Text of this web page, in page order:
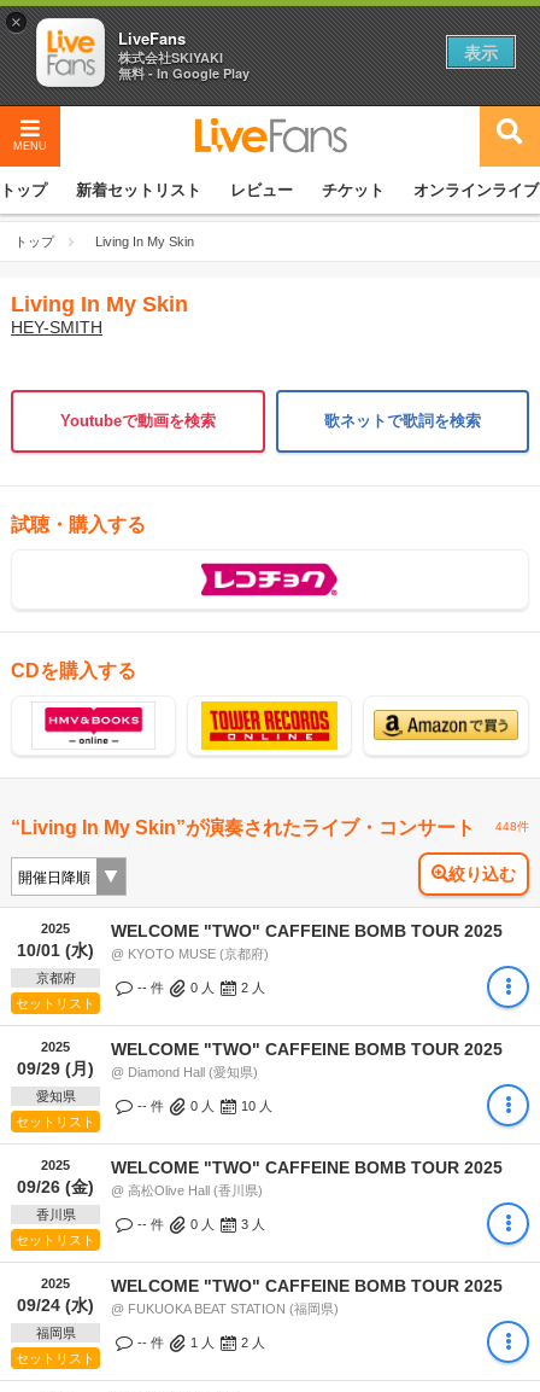
MENU
トップ 新着セットリスト レビュー チケット オンラインライブ
トップ Living In My Skin
Living In My Skin
HEY-SMITH
Youtubeで動画を検索 歌ネットで歌詞を検索
試聴・購入する
CDを購入する
“Living In My Skin”が演奏されたライブ・コンサート 448件
絞り込む
2025
10/01 (水)
京都府
セットリスト
WELCOME "TWO" CAFFEINE BOMB TOUR 2025
@ KYOTO MUSE (京都府)
-- 件 0 人 2 人
2025
09/29 (月)
愛知県
セットリスト
WELCOME "TWO" CAFFEINE BOMB TOUR 2025
@ Diamond Hall (愛知県)
-- 件 0 人 10 人
2025
09/26 (金)
香川県
セットリスト
WELCOME "TWO" CAFFEINE BOMB TOUR 2025
@ 高松Olive Hall (香川県)
-- 件 0 人 3 人
2025
09/24 (水)
福岡県
セットリスト
WELCOME "TWO" CAFFEINE BOMB TOUR 2025
@ FUKUOKA BEAT STATION (福岡県)
-- 件 1 人 2 人
×
LiveFans
株式会社SKIYAKI
無料 - In Google Play
表示